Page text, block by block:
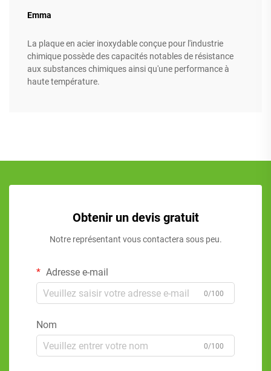
Emma
La plaque en acier inoxydable conçue pour l'industrie
chimique possède des capacités notables de résistance
aux substances chimiques ainsi qu'une performance à
haute température.
Obtenir un devis gratuit
Notre représentant vous contactera sous peu.
Adresse e-mail
0/100
Nom
0/100